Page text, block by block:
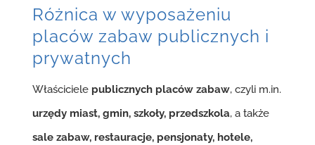
Różnica w wyposażeniu
placów zabaw publicznych i
prywatnych
Właściciele publicznych placów zabaw, czyli m.in.
urzędy miast, gmin, szkoły, przedszkola, a także
sale zabaw, restauracje, pensjonaty, hotele,